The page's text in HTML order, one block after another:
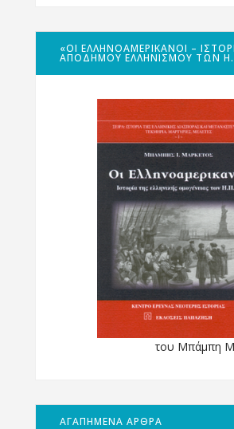
«ΟΙ ΕΛΛΗΝΟΑΜΕΡΙΚΑΝΟΊ –
ΑΠΌΔΗΜΟΥ ΕΛΛΗΝΙΣΜΟΎ ΤΩΝ
του Μπάμπη
ΑΓΑΠΗΜΕΝΑ ΑΡΘΡΑ